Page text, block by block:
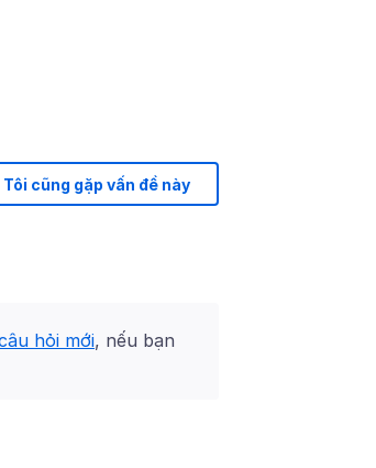
Tôi cũng gặp vấn đề này
hỏi mới, nếu bạn